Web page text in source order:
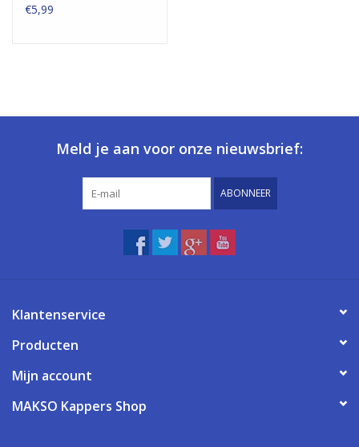
€5,99
Meld je aan voor onze nieuwsbrief:
ABONNEER
Klantenservice
Producten
Mijn account
MAKSO Kappers Shop